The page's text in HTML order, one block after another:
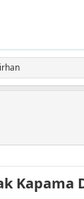
Kapama